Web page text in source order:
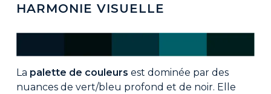
HARMONIE VISUELLE
La palette de couleurs est dominée par des
nuances de vert/bleu profond et de noir. Elle